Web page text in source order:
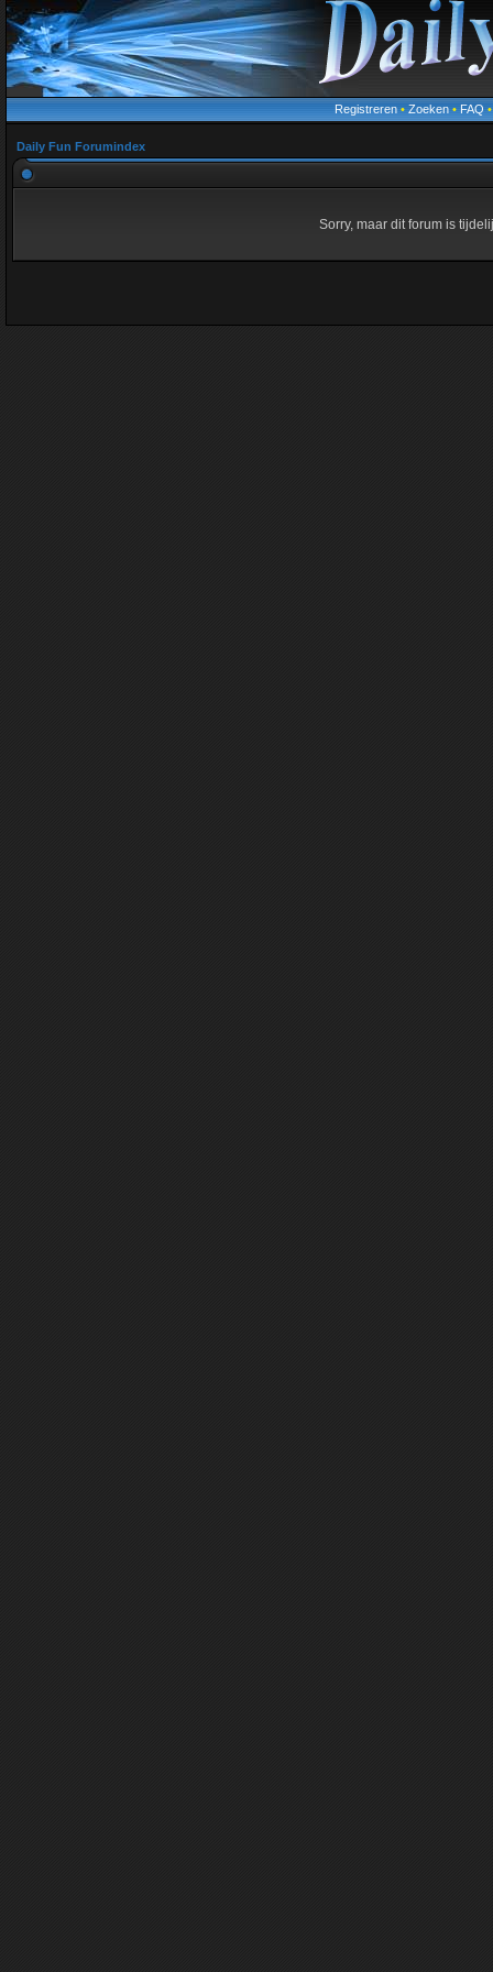
Registreren • Zoeken • FAQ
Daily Fun Forumindex
Sorry, maar dit forum is